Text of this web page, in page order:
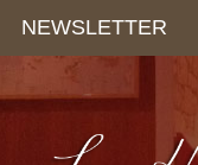
NEWSLETTER
Panneau de gestion